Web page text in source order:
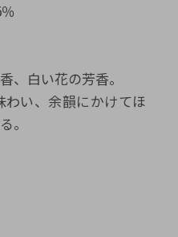
、白い花の芳香。
い、余韻にかけてほ
。